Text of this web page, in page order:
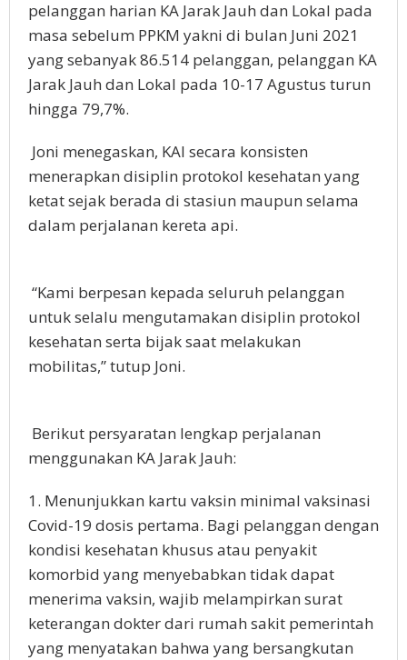
pelanggan harian KA Jarak Jauh dan Lokal pada
masa sebelum PPKM yakni di bulan Juni 2021
yang sebanyak 86.514 pelanggan, pelanggan KA
Jarak Jauh dan Lokal pada 10-17 Agustus turun
hingga 79,7%.
Joni menegaskan, KAI secara konsisten
menerapkan disiplin protokol kesehatan yang
ketat sejak berada di stasiun maupun selama
dalam perjalanan kereta api.
“Kami berpesan kepada seluruh pelanggan
untuk selalu mengutamakan disiplin protokol
kesehatan serta bijak saat melakukan
mobilitas,” tutup Joni.
Berikut persyaratan lengkap perjalanan
menggunakan KA Jarak Jauh:
1. Menunjukkan kartu vaksin minimal vaksinasi
Covid-19 dosis pertama. Bagi pelanggan dengan
kondisi kesehatan khusus atau penyakit
komorbid yang menyebabkan tidak dapat
menerima vaksin, wajib melampirkan surat
keterangan dokter dari rumah sakit pemerintah
yang menyatakan bahwa yang bersangkutan